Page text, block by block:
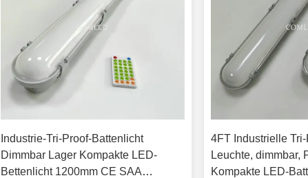
Industrie-Tri-Proof-Battenlicht
Dimmbar Lager Kompakte LED-
Bettenlicht 1200mm CE SAA
4FT Industrielle
Leuchte, dimmbar,
Kompakte LED-